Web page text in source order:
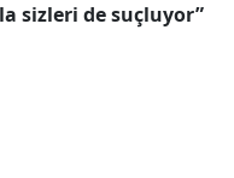
sizleri de suçluyor”